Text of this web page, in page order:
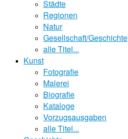
Städte
Regionen
Natur
Gesellschaft/Geschichte
alle Titel...
Kunst
Fotografie
Malerei
Biografie
Kataloge
Vorzugsausgaben
alle Titel...